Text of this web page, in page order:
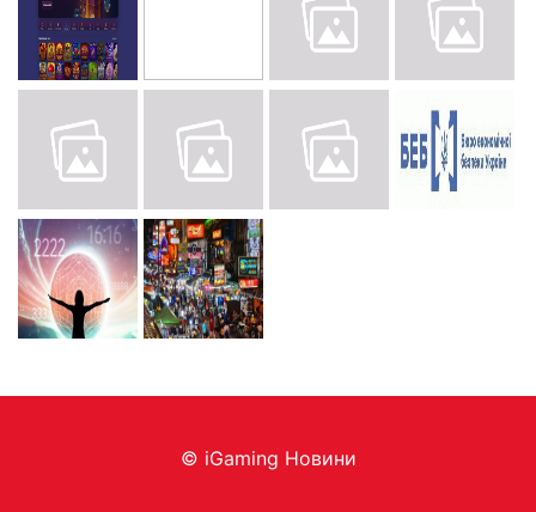
© iGaming Новини